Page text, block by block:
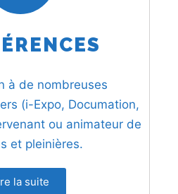
à de nombreuses
(i-Expo, Documation,
ou animateur de
et pleinières.
la suite